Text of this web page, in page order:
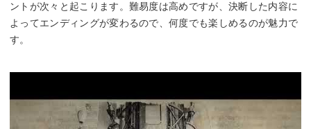
ントが次々と起こります。難易度は高めですが、決断した内容に
よってエンディングが変わるので、何度でも楽しめるのが魅力で
す。